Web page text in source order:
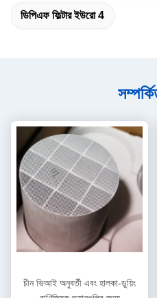
ডিপিএফ ফিল্টার ইউরো 4
চীন ভিআই অনুবর্তী এবং হালকা-ডুয়িং